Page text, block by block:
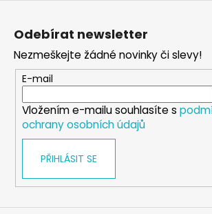
Z
Odebírat newsletter
Nezmeškejte žádné novinky či slevy!
E-mail
Vložením e-mailu souhlasíte s
ochrany osobních údajů
PŘIHLÁSIT SE